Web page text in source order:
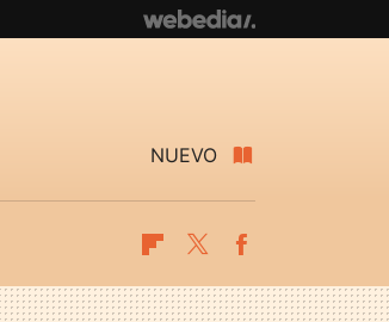
NUEVO
Flipboard
Twitter